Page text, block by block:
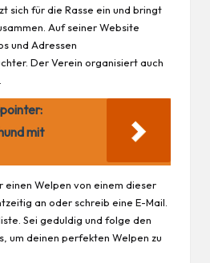
sich für die Rasse ein und bringt
Auf seiner Website
und Adressen
Der Verein organisiert auch
mit
einen Welpen von einem dieser
an oder schreib eine E-Mail.
Sei geduldig und folge den
um deinen perfekten Welpen zu